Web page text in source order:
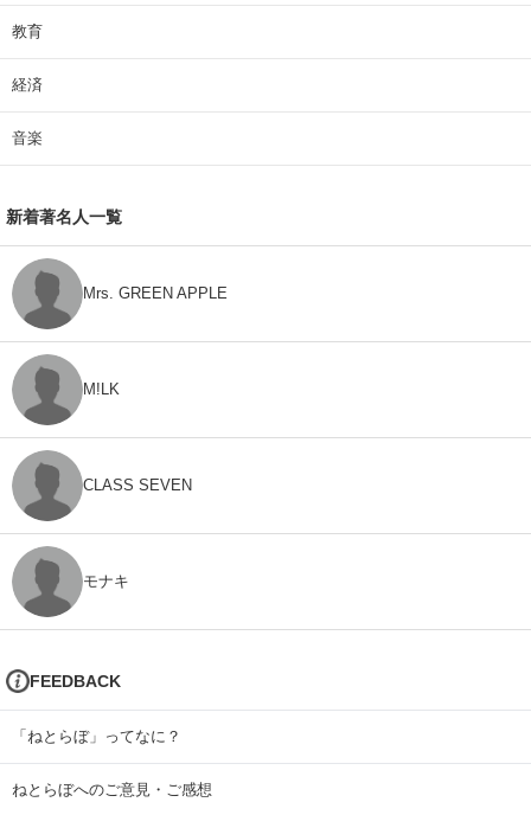
教育
経済
音楽
新着著名人一覧
Mrs. GREEN APPLE
M!LK
CLASS SEVEN
モナキ
FEEDBACK
「ねとらぼ」ってなに？
ねとらぼへのご意見・ご感想